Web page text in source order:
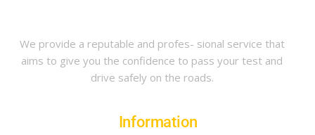
We provide a reputable and profes- sional service that
aims to give you the confidence to pass your test and
drive safely on the roads.
Information